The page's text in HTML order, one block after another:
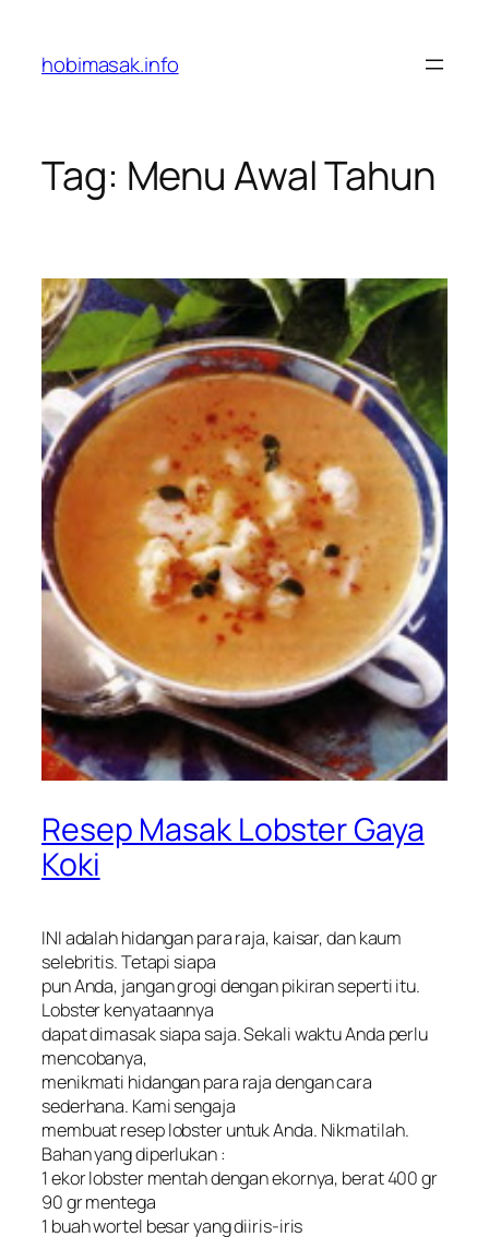
content
hobimasak.info
Tag: Menu Awal Tahun
Resep Masak Lobster Gaya
Koki
INI adalah hidangan para raja, kaisar, dan kaum
selebritis. Tetapi siapa
pun Anda, jangan grogi dengan pikiran seperti itu.
Lobster kenyataannya
dapat dimasak siapa saja. Sekali waktu Anda perlu
mencobanya,
menikmati hidangan para raja dengan cara
sederhana. Kami sengaja
membuat resep lobster untuk Anda. Nikmatilah.
Bahan yang diperlukan :
1 ekor lobster mentah dengan ekornya, berat 400 gr
90 gr mentega
1 buah wortel besar yang diiris-iris